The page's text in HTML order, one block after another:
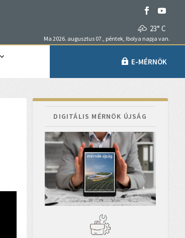
23° C
Ma 2026. augusztus 07., péntek, Ibolya napja van.
E-MÉRNÖK
DIGITÁLIS MÉRNÖK ÚJSÁG